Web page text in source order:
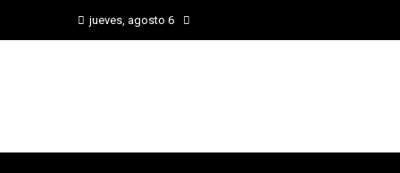
jueves, agosto 6